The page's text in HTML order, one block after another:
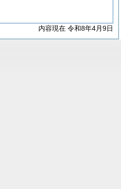
内容現在 令和8年4月9日